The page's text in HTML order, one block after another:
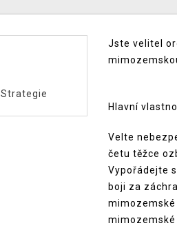
Strategie
Jste velitel
Hlavní
Velte
četu těžce
Vypořádejte
boji za
mimozemské
mimozemské